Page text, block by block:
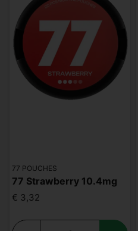
77 POUCHES
77 Strawberry 10.4mg
€ 3,32